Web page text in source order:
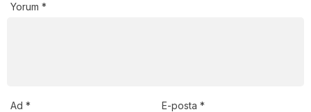
Yorum *
Ad * E-posta*